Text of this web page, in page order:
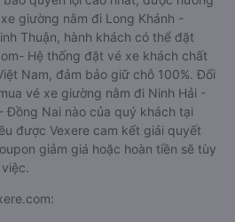
giường nằm đi Long Khánh -
Thuận, hành khách có thể đặt
Hệ thống đặt vé xe khách chất
Nam, đảm bảo giữ chỗ 100%. Đối
vé xe giường nằm đi Ninh Hải -
Đồng Nai nào của quý khách tại
được Vexere cam kết giải quyết
giảm giá hoặc hoàn tiền sẽ tùy